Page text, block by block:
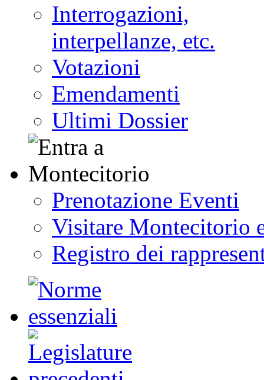
Interrogazioni,
interpellanze, etc.
Votazioni
Emendamenti
Ultimi Dossier
Prenotazione Eventi
Visitare Montecitorio
Registro dei